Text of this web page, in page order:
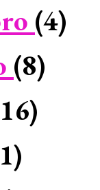
(4)
(8)